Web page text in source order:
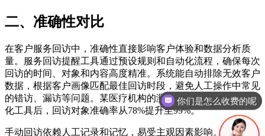
二、准确性对比
在客户服务回访中，准确性直接影响客户体验和数据分析质
量。服务回访提醒工具通过预设规则和自动化流程，确保每次
回访的时间、对象和内容高度精准。系统能自动排除无效客户
数据，根据客户画像匹配最佳回访时段，避免人工操作中常见
的错访、漏访等问题。某医疗机构的测试数据显示，采用自动
化工具后，回访对象准确率从78%提升至99%。
手动回访依赖人工记录和记忆，易受主观因素影响。客服人员
现在有优惠活动吗